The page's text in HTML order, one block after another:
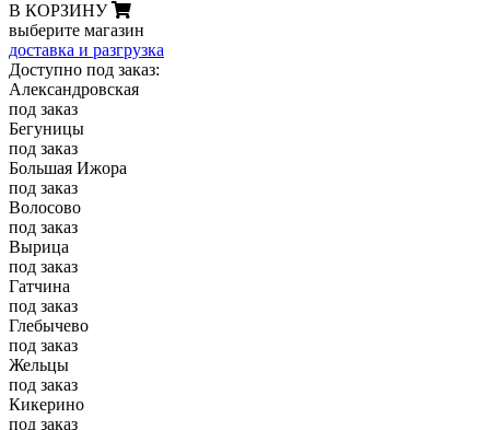
В КОРЗИНУ
выберите магазин
доставка и разгрузка
Доступно под заказ:
Александровская
под заказ
Бегуницы
под заказ
Большая Ижора
под заказ
Волосово
под заказ
Вырица
под заказ
Гатчина
под заказ
Глебычево
под заказ
Жельцы
под заказ
Кикерино
под заказ